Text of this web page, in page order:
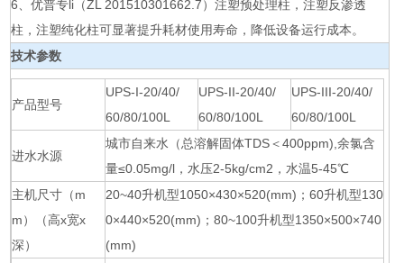
6、优普专li（ZL 201510301662.7）注塑预处理柱，注塑反渗透
柱，注塑纯化柱可显著提升耗材使用寿命，降低设备运行成本。
技术参数
产品型号
UPS-I-20/40/
60/80/100L
UPS-II-20/40/
60/80/100L
UPS-III-20/40/
60/80/100L
进水水源
城市自来水（总溶解固体TDS＜400ppm),余氯含
量≤0.05mg/l，水压2-5kg/cm2，水温5-45℃
主机尺寸（m
m）（高x宽x
深）
20~40升机型1050×430×520(mm)；60升机型130
0×440×520(mm)；80~100升机型1350×500×740
(mm)